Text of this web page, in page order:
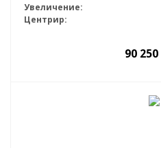
Увеличение:
Центрир:
90 250